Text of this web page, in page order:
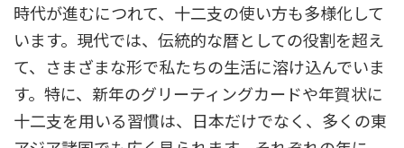
時代が進むにつれて、十二支の使い方も多様化して
います。現代では、伝統的な暦としての役割を超え
て、さまざまな形で私たちの生活に溶け込んでいま
す。特に、新年のグリーティングカードや年賀状に
十二支を用いる習慣は、日本だけでなく、多くの東